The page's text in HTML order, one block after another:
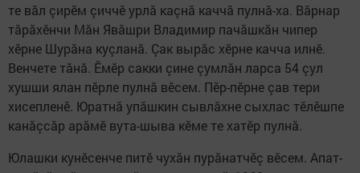
те вăл çирӗм çиччӗ урлă каçнă каччă пулнă-ха. Вăрнар
тăрăхӗнчи Мăн Явăшри Владимир пачăшкăн чипер
хӗрне Шурăна куçланă. Çак вырăс хӗрне качча илнӗ.
Венчете тăнă. Ӗмӗр сакки çине çумлăн ларса 54 çул
хушши ялан пӗрле пулнă вӗсем. Пӗр-пӗрне çав тери
хисепленӗ. Юратнă упăшкин сывлăхне сыхлас тӗлӗшпе
канăçсăр арăмӗ вута-шыва кӗме те хатӗр пулнă.
Юлашки кунӗсенче питӗ чухăн пурăнатчӗç вӗсем. Апат-